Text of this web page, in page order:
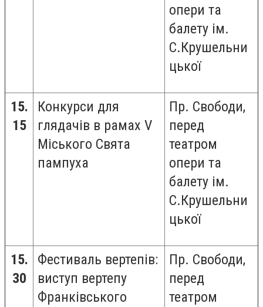
опери та
балету ім.
С.Крушельни
цької
15.
15
Конкурси для
глядачів в рамах V
Міського Свята
пампуха
Пр. Свободи,
перед
театром
опери та
балету ім.
С.Крушельни
цької
15.
30
Фестиваль вертепів:
виступ вертепу
Франківського
Пр. Свободи,
перед
театром